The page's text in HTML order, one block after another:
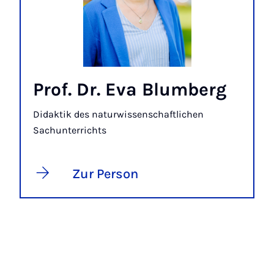
Prof. Dr. Eva Blumberg
Didaktik des naturwissenschaftlichen
Sachunterrichts
Zur Person